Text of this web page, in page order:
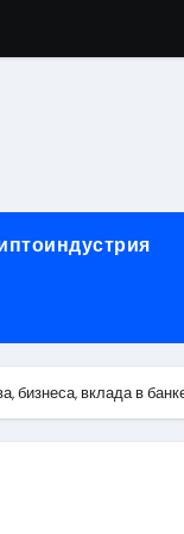
бизнеса, вклада в